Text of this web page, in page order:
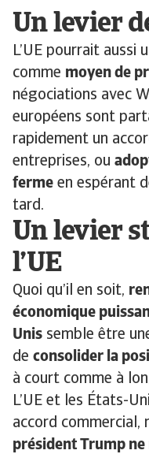
Un levier
L’UE pourrait
comme moyen de
négociations avec
européens sont
rapidement un
entreprises, ou
ferme en espérant
tard.
Un levier
l’UE
Quoi qu’il en soit,
économique
Unis semble être
de consolider la
à court comme à
L’UE et les États-
accord commercial,
président Trump ne